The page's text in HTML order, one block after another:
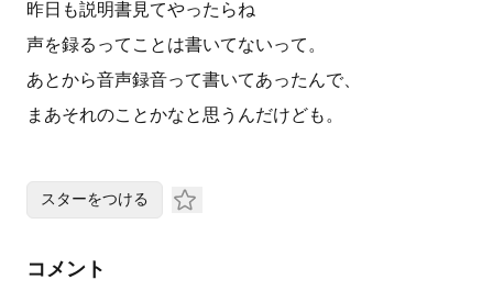
昨日も説明書見てやったらね
声を録るってことは書いてないって。
あとから音声録音って書いてあったんで、
まあそれのことかなと思うんだけども。
スターをつける
コメント